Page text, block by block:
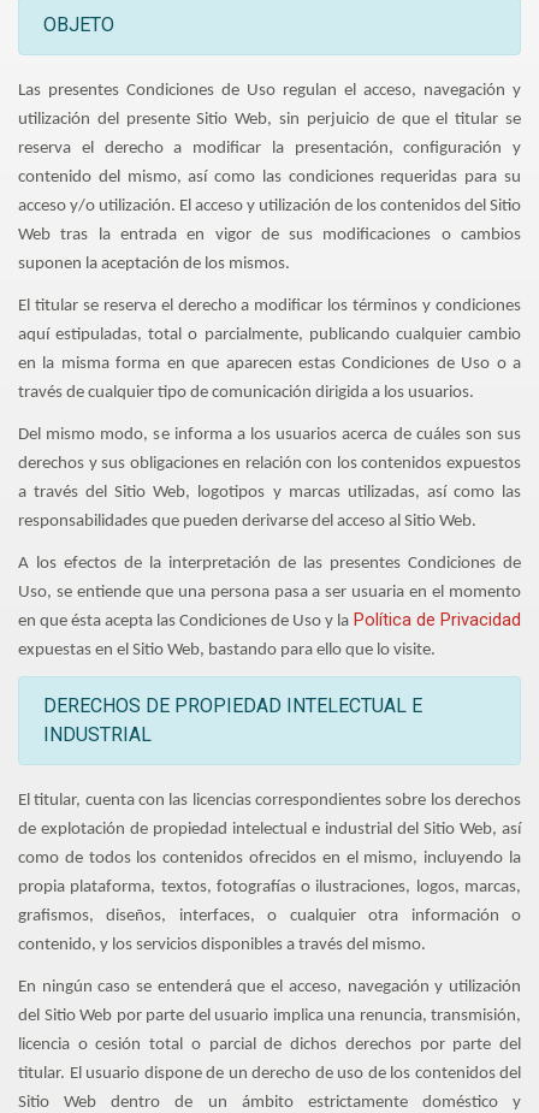
OBJETO
Las presentes Condiciones de Uso regulan el acceso, navegación y
utilización del presente Sitio Web, sin perjuicio de que el titular se
reserva el derecho a modificar la presentación, configuración y
contenido del mismo, así como las condiciones requeridas para su
acceso y/o utilización. El acceso y utilización de los contenidos del Sitio
Web tras la entrada en vigor de sus modificaciones o cambios
suponen la aceptación de los mismos.
El titular se reserva el derecho a modificar los términos y condiciones
aquí estipuladas, total o parcialmente, publicando cualquier cambio
en la misma forma en que aparecen estas Condiciones de Uso o a
través de cualquier tipo de comunicación dirigida a los usuarios.
Del mismo modo, se informa a los usuarios acerca de cuáles son sus
derechos y sus obligaciones en relación con los contenidos expuestos
a través del Sitio Web, logotipos y marcas utilizadas, así como las
responsabilidades que pueden derivarse del acceso al Sitio Web.
A los efectos de la interpretación de las presentes Condiciones de
Uso, se entiende que una persona pasa a ser usuaria en el momento
en que ésta acepta las Condiciones de Uso y la Política de Privacidad
expuestas en el Sitio Web, bastando para ello que lo visite.
DERECHOS DE PROPIEDAD INTELECTUAL E
INDUSTRIAL
El titular, cuenta con las licencias correspondientes sobre los derechos
de explotación de propiedad intelectual e industrial del Sitio Web, así
como de todos los contenidos ofrecidos en el mismo, incluyendo la
propia plataforma, textos, fotografías o ilustraciones, logos, marcas,
grafismos, diseños, interfaces, o cualquier otra información o
contenido, y los servicios disponibles a través del mismo.
En ningún caso se entenderá que el acceso, navegación y utilización
del Sitio Web por parte del usuario implica una renuncia, transmisión,
licencia o cesión total o parcial de dichos derechos por parte del
titular. El usuario dispone de un derecho de uso de los contenidos del
Sitio Web dentro de un ámbito estrictamente doméstico y